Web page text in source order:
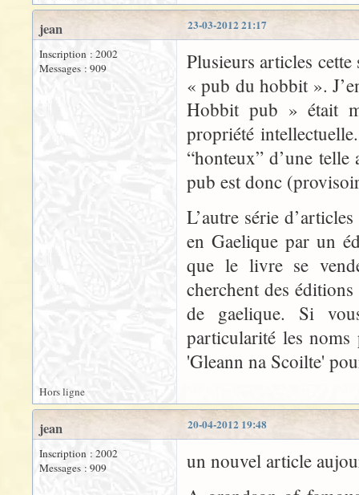
23-03-2012 21:17
jean
Inscription : 2002
Messages : 909
Plusieurs articles
« pub du hobbit ».
Hobbit pub » était
propriété
“honteux” d’une
pub est donc
L’autre série
en Gaelique par un
que le livre se
cherchent des
de gaelique. Si
particularité les
'Gleann na Scoilte'
Hors ligne
20-04-2012 19:48
jean
Inscription : 2002
Messages : 909
un nouvel article